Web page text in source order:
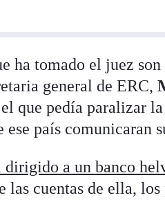
ha tomado el juez
general de ERC,
el que pedía paralizar
ese país comunicaran
dirigido a un banco
las cuentas de ella,